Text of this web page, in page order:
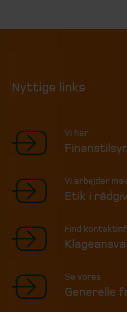
Nyttige links
Vi har
Vi arbejder med
Etik i
Find
Se vores
Generelle